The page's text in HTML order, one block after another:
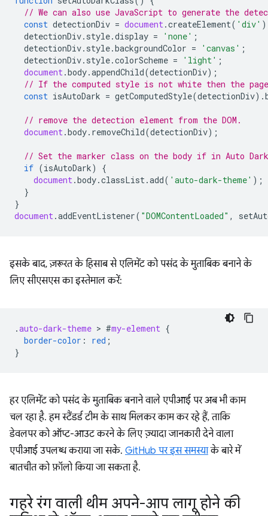
// We can also use JavaScript to generate the
const detectionDiv = document.createElement( 'div'
detectionDiv. style.display = 'none' ;
detectionDiv. style.backgroundColor = 'canvas' ;
detectionDiv. style.colorScheme = 'light' ;
document.body.appendChild(detectionDiv);
// If the computed style is not white then the
const isAutoDark = getComputedStyle(detectionDiv).
// remove the detection element from the DOM.
document.body. removeChild(detectionDiv);
// Set the marker class on the body if in Auto Dark
if (isAutoDark)
{
document.body.classList.add( 'auto-dark-theme' );
}
}
document.addEventListener( "DOMContentLoaded" ,
इसके बाद, ज़रूरत के हिसाब से एलिमेंट को पसंद के मुताबिक बनाने के
लिए सीएसएस का इस्तेमाल करें:
.auto-dark-theme > #my-element {
border-color : red ;
}
हर एलिमेंट को पसंद के मुताबिक बनाने वाले एपीआई पर अब भी काम
चल रहा है. हम स्टैंडर्ड टीम के साथ मिलकर काम कर रहे हैं, ताकि
डेवलपर को ऑप्ट-आउट करने के लिए ज़्यादा जानकारी देने वाला
एपीआई उपलब्ध कराया जा सके. GitHub पर इस समस्याके बारे में
बातचीत को फ़ॉलो किया जा सकता है.
गहरे रंग वाली थीम अपने-आप लागू होने की